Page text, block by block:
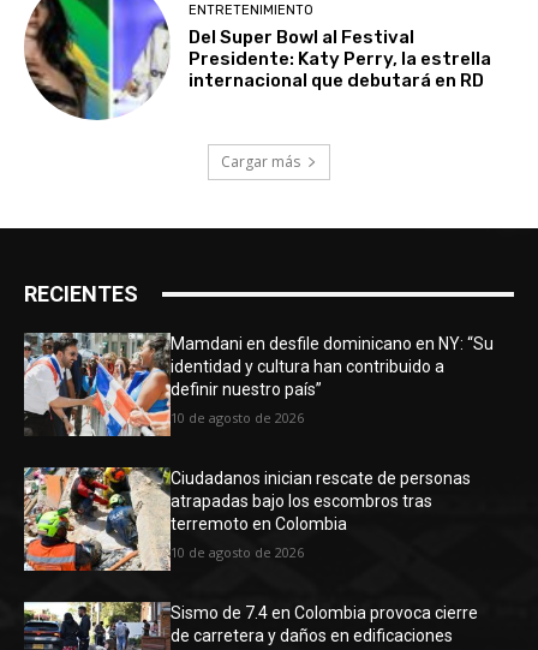
ENTRETENIMIENTO
Del Super Bowl al Festival
Presidente: Katy Perry, la estrella
internacional que debutará en RD
Cargar más
RECIENTES
Mamdani en desfile dominicano en NY: “Su
identidad y cultura han contribuido a
definir nuestro país”
10 de agosto de 2026
Ciudadanos inician rescate de personas
atrapadas bajo los escombros tras
terremoto en Colombia
10 de agosto de 2026
Sismo de 7.4 en Colombia provoca cierre
de carretera y daños en edificaciones